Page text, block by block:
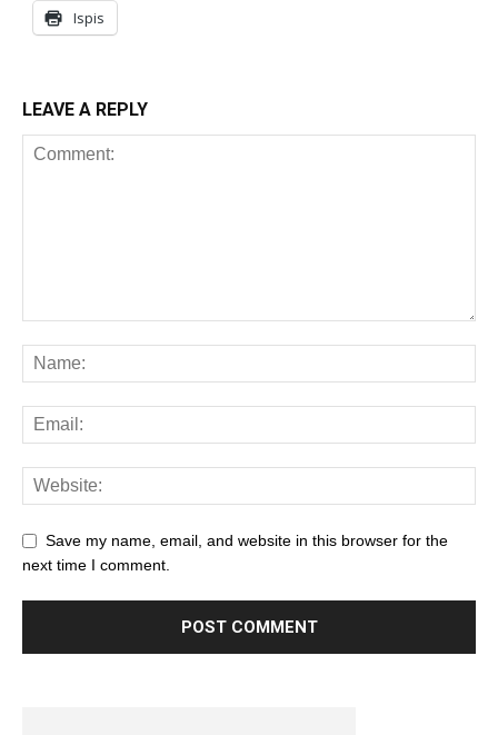
Ispis
LEAVE A REPLY
Save my name, email, and website in this browser for the
next time I comment.